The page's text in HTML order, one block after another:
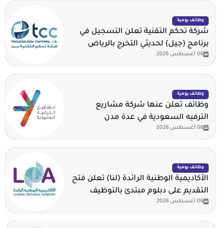
وظائف يومية
شركة تحكم التقنية تعلن التسجيل في
برنامج (جيل) لحديثي التخرج بالرياض
06 أغسطس 2026
وظائف يومية
وظائف تعلن عنها شركة مشاريع
الترفيه السعودية في عدة مدن
06 أغسطس 2026
وظائف يومية
الأكاديمية الوطنية الرائدة (لنا) تعلن فتح
التقديم على دبلوم مبتدئ بالتوظيف
06 أغسطس 2026